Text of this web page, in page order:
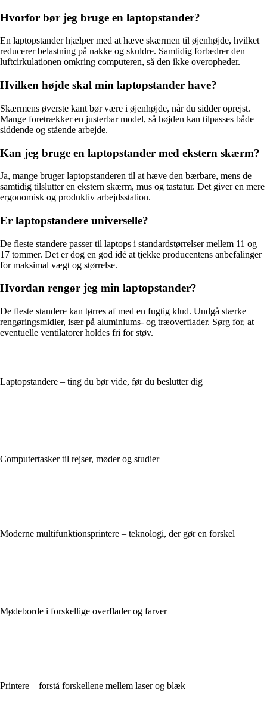
Hvorfor bør jeg bruge en laptopstander?
En laptopstander hjælper med at hæve skærmen til øjenhøjde, hvilket
reducerer belastning på nakke og skuldre. Samtidig forbedrer den
luftcirkulationen omkring computeren, så den ikke overopheder.
Hvilken højde skal min laptopstander have?
Skærmens øverste kant bør være i øjenhøjde, når du sidder oprejst.
Mange foretrækker en justerbar model, så højden kan tilpasses både
siddende og stående arbejde.
Kan jeg bruge en laptopstander med ekstern skærm?
Ja, mange bruger laptopstanderen til at hæve den bærbare, mens de
samtidig tilslutter en ekstern skærm, mus og tastatur. Det giver en mere
ergonomisk og produktiv arbejdsstation.
Er laptopstandere universelle?
De fleste standere passer til laptops i standardstørrelser mellem 11 og
17 tommer. Det er dog en god idé at tjekke producentens anbefalinger
for maksimal vægt og størrelse.
Hvordan rengør jeg min laptopstander?
De fleste standere kan tørres af med en fugtig klud. Undgå stærke
rengøringsmidler, især på aluminiums- og træoverflader. Sørg for, at
eventuelle ventilatorer holdes fri for støv.
Laptopstandere – ting du bør vide, før du beslutter dig
Computertasker til rejser, møder og studier
Moderne multifunktionsprintere – teknologi, der gør en forskel
Mødeborde i forskellige overflader og farver
Printere – forstå forskellene mellem laser og blæk